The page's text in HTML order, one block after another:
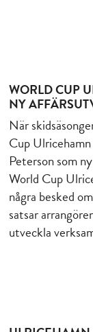
WORLD CUP
NY
När
Cup
Peterson som
World Cup
några besked
satsar
utveckla